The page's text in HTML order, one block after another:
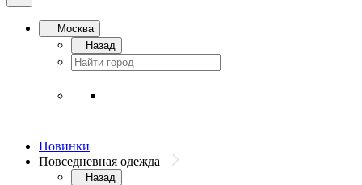
Москва
Назад
Новинки
Повседневная одежда
Назад